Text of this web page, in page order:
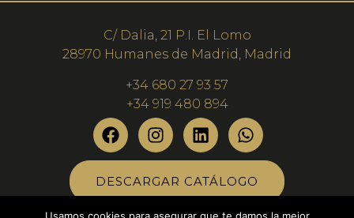
C/ Dalia, 21 P.I. El Lomo
28970 Humanes de Madrid, Madrid
+34 680 27 93 57
+34 919 480 894
DESCARGAR CATÁLOGO